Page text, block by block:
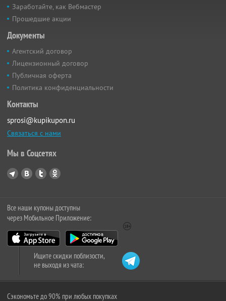
Заработайте, как Вебмастер
Прошедшие акции
Документы
Агентский договор
Лицензионный договор
Публичная оферта
Политика конфиденциальности
Контакты
sprosi@kupikupon.ru
Связаться с нами
Мы в Соцсетях
Все наши купоны доступны
через Мобильное Приложение:
Ищите скидки поблизости,
не выходя из чата:
Сэкономьте до 90% при любых покупках